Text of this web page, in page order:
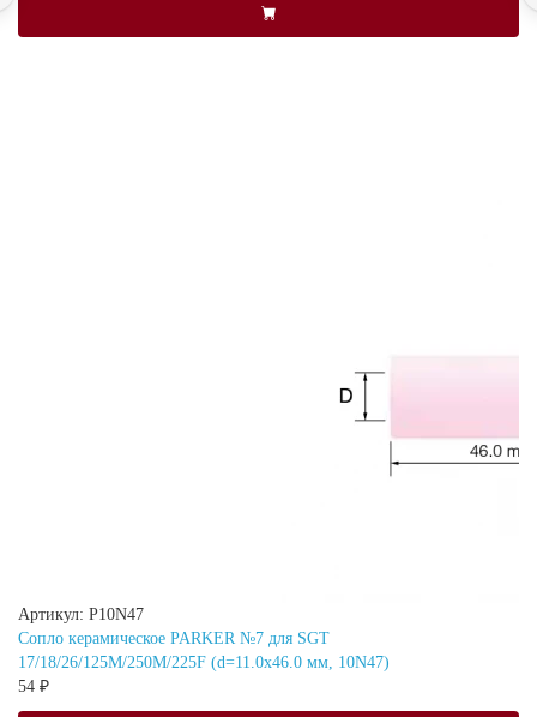
Артикул: P10N47
Сопло керамическое PARKER №7 для SGT
17/18/26/125M/250M/225F (d=11.0x46.0 мм, 10N47)
54 ₽